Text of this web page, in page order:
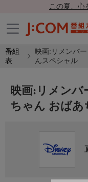
この夏、心
番組
表
映画:リメンバ
んスペシャル
映画:リメン
ちゃん おば